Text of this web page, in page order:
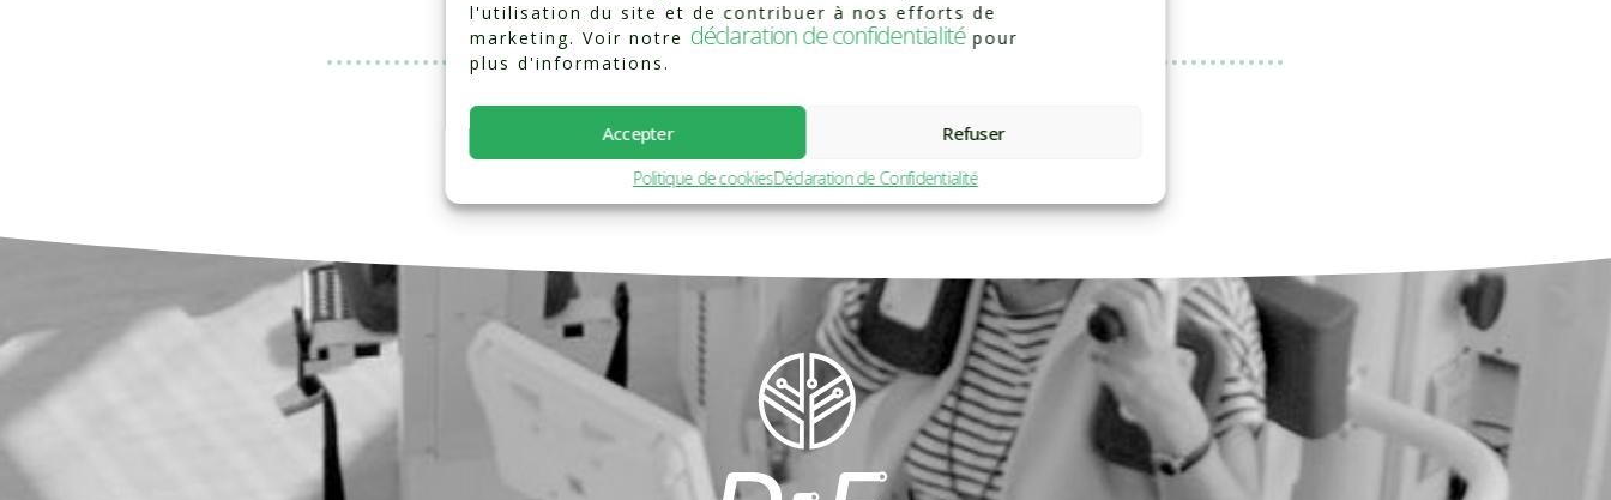
l'utilisation du site et de contribuer à nos efforts de
marketing. Voir notre déclaration de confidentialitépour
plus d'informations.
Accepter Refuser
Politique de cookiesDéclaration de Confidentialité